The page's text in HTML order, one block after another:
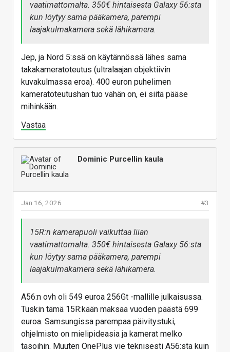
vaatimattomalta. 350€ hintaisesta Galaxy 56:sta
kun löytyy sama pääkamera, parempi
laajakulmakamera sekä lähikamera.
Jep, ja Nord 5:ssä on käytännössä lähes sama
takakameratoteutus (ultralaajan objektiivin
kuvakulmassa eroa). 400 euron puhelimen
kameratoteutushan tuo vähän on, ei siitä pääse
mihinkään.
Vastaa
Dominic Purcellin kaula
#3
Jan 16, 2026
15R:n kamerapuoli vaikuttaa liian
vaatimattomalta. 350€ hintaisesta Galaxy 56:sta
kun löytyy sama pääkamera, parempi
laajakulmakamera sekä lähikamera.
A56:n ovh oli 549 euroa 256Gt -mallille julkaisussa.
Tuskin tämä 15R:kään maksaa vuoden päästä 699
euroa. Samsungissa parempaa päivitystuki,
ohjelmisto on mielipideasia ja kamerat melko
tasoihin. Muuten OnePlus vie teknisesti A56:sta kuin